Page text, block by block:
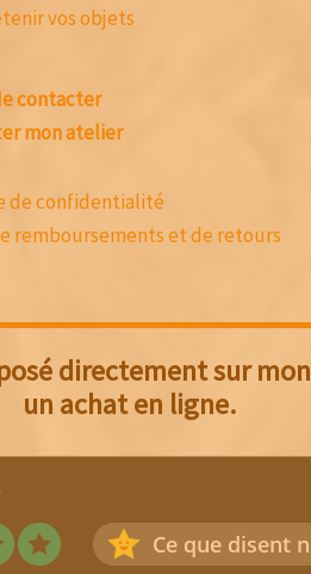
vos objets
contacter
mon atelier
de confidentialité
remboursements et de retours
directement sur
un achat en ligne.
Ce que disent